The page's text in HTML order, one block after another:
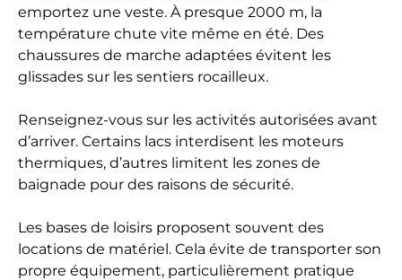
emportez une veste. À presque 2000 m, la
température chute vite même en été. Des
chaussures de marche adaptées évitent les
glissades sur les sentiers rocailleux.
Renseignez-vous sur les activités autorisées avant
d’arriver. Certains lacs interdisent les moteurs
thermiques, d’autres limitent les zones de
baignade pour des raisons de sécurité.
Les bases de loisirs proposent souvent des
locations de matériel. Cela évite de transporter son
propre équipement, particulièrement pratique